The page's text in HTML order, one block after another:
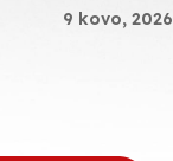
9 kovo, 2026